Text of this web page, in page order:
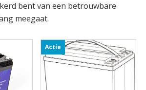
bent van een betrouwbare
meegaat.
Actie